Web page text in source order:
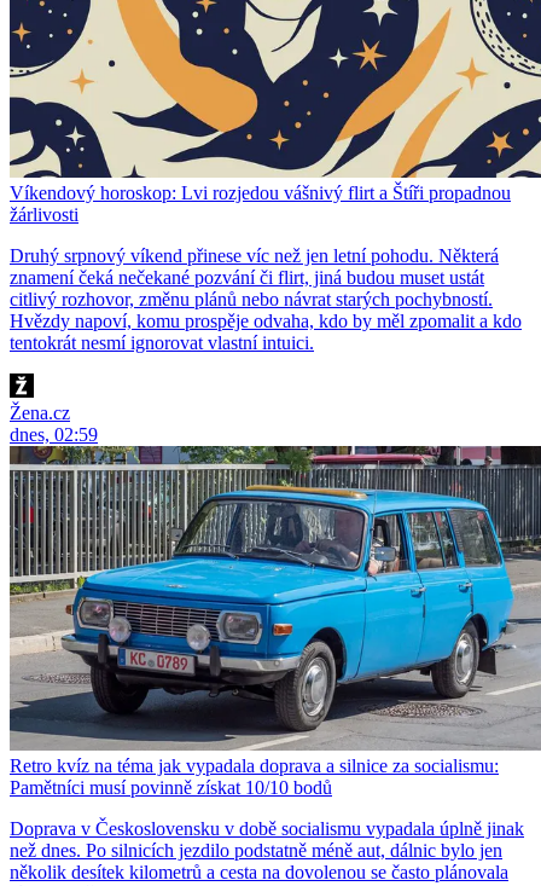
Víkendový horoskop: Lvi rozjedou vášnivý flirt a Štíři propadnou
žárlivosti
Druhý srpnový víkend přinese víc než jen letní pohodu. Některá
znamení čeká nečekané pozvání či flirt, jiná budou muset ustát
citlivý rozhovor, změnu plánů nebo návrat starých pochybností.
Hvězdy napoví, komu prospěje odvaha, kdo by měl zpomalit a kdo
tentokrát nesmí ignorovat vlastní intuici.
Žena.cz
dnes, 02:59
Retro kvíz na téma jak vypadala doprava a silnice za socialismu:
Pamětníci musí povinně získat 10/10 bodů
Doprava v Československu v době socialismu vypadala úplně jinak
než dnes. Po silnicích jezdilo podstatně méně aut, dálnic bylo jen
několik desítek kilometrů a cesta na dovolenou se často plánovala